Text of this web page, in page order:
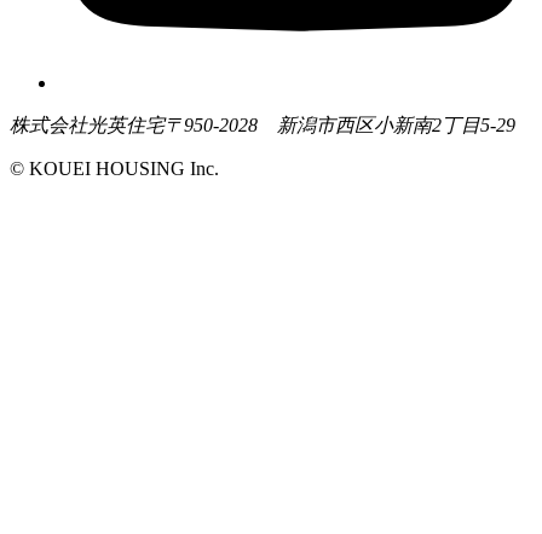
株式会社光英住宅〒950-2028 新潟市西区小新南2丁目5-29
© KOUEI HOUSING Inc.